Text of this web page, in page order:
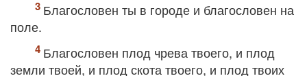
Благословен ты в городе и благословен на
поле.
Благословен плод чрева твоего, и плод
земли твоей, и плод скота твоего, и плод твоих